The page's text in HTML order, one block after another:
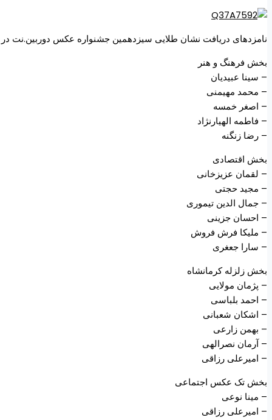
نامزدهای دریافت نشان طلایی سیزدهمین جشنواره عکس
بخش فرهنگ و هنر
– سینا عبیدیان
– محمد مهیمنی
– اصغر خمسه
– فاطمه الهیارنژاد
– رضا زنگنه
بخش اقتصادی
– لقمان عزیزخانی
– مجید حجتی
– جمال الدین تیموری
– احسان جزینی
– ملیکا فرش فروش
– سارا جعغری
بخش زلزله کرمانشاه
– پژمان مولایی
– احمد بلباسی
– اشکان شعبانی
– بهمن زارعی
– آرمان نصرالهی
– امیرعلی رزاقی
بخش تک عکس اجتماعی
– مینا نوعی
– امیرعلی رزاقی